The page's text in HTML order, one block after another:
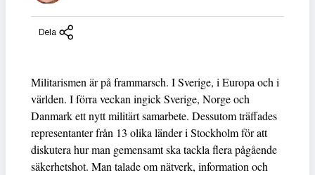
Dela
Militarismen är på frammarsch. I Sverige, i Europa och i
världen. I förra veckan ingick Sverige, Norge och
Danmark ett nytt militärt samarbete. Dessutom träffades
representanter från 13 olika länder i Stockholm för att
diskutera hur man gemensamt ska tackla flera pågående
säkerhetshot. Man talade om nätverk, information och